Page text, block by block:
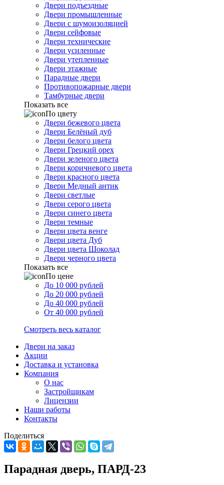
Двери подъездные
Двери промышленные
Двери с шумоизоляцией
Двери сейфовые
Двери технические
Двери усиленные
Двери утепленные
Двери этажные
Парадные двери
Противопожарные двери
Тамбурные двери
Показать все
По цвету
Двери бежевого цвета
Двери Белёный дуб
Двери белого цвета
Двери Грецкий орех
Двери зеленого цвета
Двери коричневого цвета
Двери красного цвета
Двери Медный антик
Двери светлые
Двери серого цвета
Двери синего цвета
Двери темные
Двери цвета венге
Двери цвета Дуб
Двери цвета Шоколад
Двери черного цвета
Показать все
По цене
До 10 000 рублей
До 20 000 рублей
До 40 000 рублей
От 40 000 рублей
Смотреть весь каталог
Двери на заказ
Акции
Доставка и установка
Компания
О нас
Застройщикам
Лицензии
Наши работы
Контакты
Поделиться
Парадная дверь, ПАРД-23